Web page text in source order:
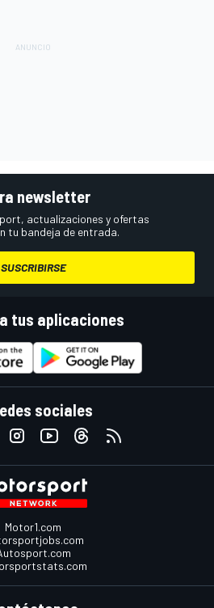
newsletter
actualizaciones y ofertas
tu bandeja de entrada.
SUSCRIBIRSE
tus aplicaciones
sociales
Motor1.com